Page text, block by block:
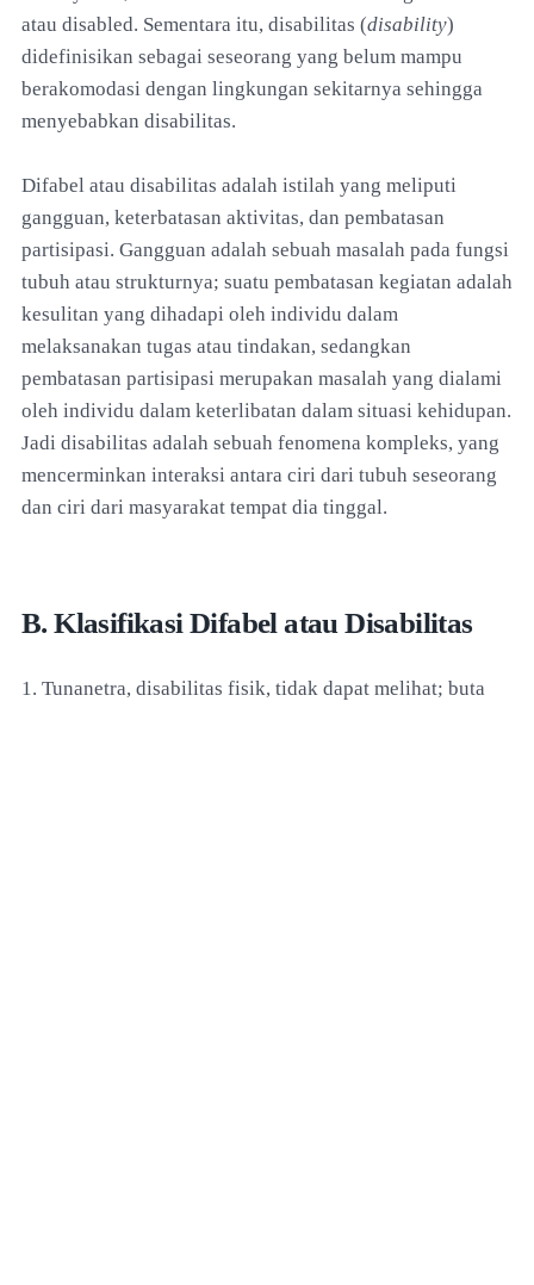
atau disabled. Sementara itu, disabilitas (disability)
didefinisikan sebagai seseorang yang belum mampu
berakomodasi dengan lingkungan sekitarnya sehingga
menyebabkan disabilitas.
Difabel atau disabilitas adalah istilah yang meliputi
gangguan, keterbatasan aktivitas, dan pembatasan
partisipasi. Gangguan adalah sebuah masalah pada fungsi
tubuh atau strukturnya; suatu pembatasan kegiatan adalah
kesulitan yang dihadapi oleh individu dalam
melaksanakan tugas atau tindakan, sedangkan
pembatasan partisipasi merupakan masalah yang dialami
oleh individu dalam keterlibatan dalam situasi kehidupan.
Jadi disabilitas adalah sebuah fenomena kompleks, yang
mencerminkan interaksi antara ciri dari tubuh seseorang
dan ciri dari masyarakat tempat dia tinggal.
B. Klasifikasi Difabel atau Disabilitas
1. Tunanetra, disabilitas fisik, tidak dapat melihat; buta